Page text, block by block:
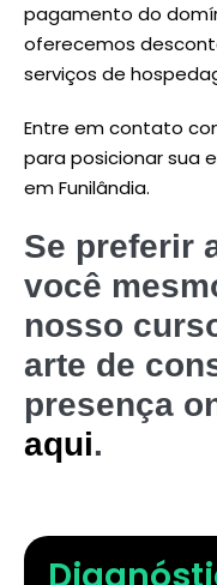
pagamento do
oferecemos
serviços de
Entre em contato
para posicionar sua
em Funilândia.
Se preferir
você
nosso
arte de
presença
aqui.